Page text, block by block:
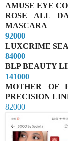
AMUSE EYE
ROSE ALL
MASCARA
92000
LUXCRIME
84000
BLP BEAUTY
141000
MOTHER OF
PRECISION
82000